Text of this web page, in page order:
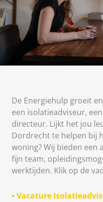
De Energiehulp groeit
een isolatieadviseur,
directeur. Lijkt het jou
Dordrecht te helpen bij
woning? Wij bieden een
fijn team,
werktijden. Klik op de
• Vacature